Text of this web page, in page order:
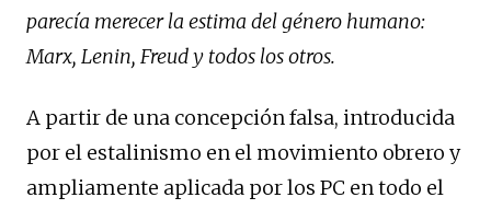
parecía merecer la estima del género humano:
Marx, Lenin, Freud y todos los otros.
A partir de una concepción falsa, introducida
por el estalinismo en el movimiento obrero y
ampliamente aplicada por los PC en todo el